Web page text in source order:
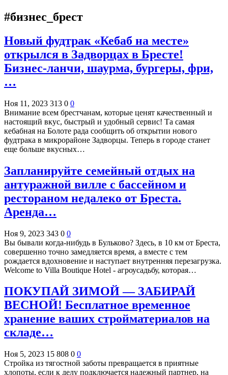
#бизнес_брест
Новый фудтрак «Кебаб на месте»
открылся в Задворцах в Бресте!
Бизнес-ланчи, шаурма, бургеры, фри,
…
Ноя 11, 2023 313 0 0
Внимание всем брестчанам, которые ценят качественный и
настоящий вкус, быстрый и удобный сервис! Та самая
кебабная на Болоте рада сообщить об открытии нового
фудтрака в микрорайоне Задворцы. Теперь в городе станет
еще больше вкусных…
Запланируйте семейный отдых на
антуражной вилле с бассейном и
рестораном недалеко от Бреста.
Аренда…
Ноя 9, 2023 343 0 0
Вы бывали когда-нибудь в Бульково? Здесь, в 10 км от Бреста,
совершенно точно замедляется время, а вместе с тем
рождается вдохновение и наступает внутренняя перезагрузка.
Welcome to Villa Boutique Hotel - агроусадьбу, которая…
ПОКУПАЙ ЗИМОЙ — ЗАБИРАЙ
ВЕСНОЙ! Бесплатное временное
хранение ваших стройматериалов на
складе…
Ноя 5, 2023 15 808 0 0
Стройка из тягостной заботы превращается в приятные
хлопоты, если к делу подключается надежный партнер, на